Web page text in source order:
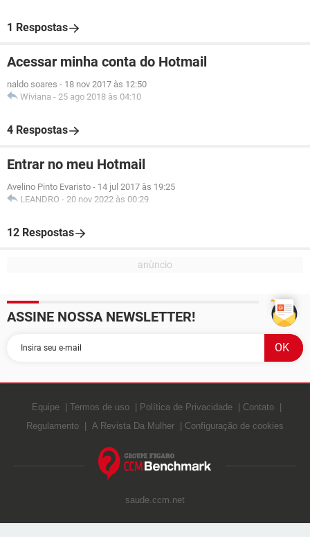
1 Respostas
Acessar minha conta do Hotmail
naldo soares - 18 nov 2017 às 12:50
Wiviana - 25 ago 2018 às 04:10
4 Respostas
Entrar no meu Hotmail
Avelino Pinto Evaristo - 14 jul 2017 às 19:25
LEANDRO - 20 nov 2022 às 00:29
12 Respostas
ASSINE NOSSA NEWSLETTER!
Equipe Termos de uso Política de Privacidade
Contato
Regulamento
A Revista Da Mulher Configuração de cookies
saude.ccm.net